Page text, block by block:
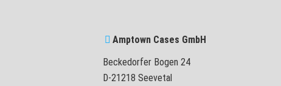
Amptown Cases GmbH
Beckedorfer Bogen 24
D-21218 Seevetal